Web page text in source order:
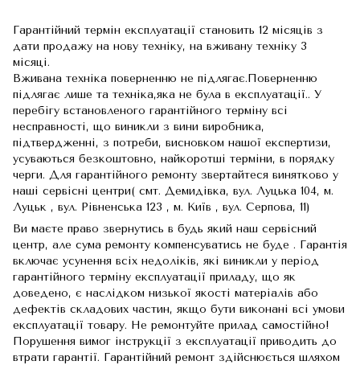
Гарантійний термін експлуатації становить 12 місяців з
дати продажу на нову техніку, на вживану техніку 3
місяці.
Вживана техніка поверненню не підлягає.Поверненню
підлягає лише та техніка,яка не була в експлуатації.. У
перебігу встановленого гарантійного терміну всі
несправності, що виникли з вини виробника,
підтвердженні, з потреби, висновком нашої експертизи,
усуваються безкоштовно, найкоротші терміни, в порядку
черги. Для гарантійного ремонту звертайтеся винятково у
наші сервісні центри( смт. Демидівка, вул. Луцька 104, м.
Луцьк , вул. Рівненська 123 , м. Київ , вул. Серпова, 11)
Ви маєте право звернутись в будь який наш сервісний
центр, але сума ремонту компенсуватись не буде . Гарантія
включає усунення всіх недоліків, які виникли у період
гарантійного терміну експлуатації приладу, що як
доведено, є наслідком низької якості матеріалів або
дефектів складових частин, якщо бути виконані всі умови
експлуатації товару. Не ремонтуйте прилад самостійно!
Порушення вимог інструкції з експлуатації приводить до
втрати гарантії. Гарантійний ремонт здійснюється шляхом